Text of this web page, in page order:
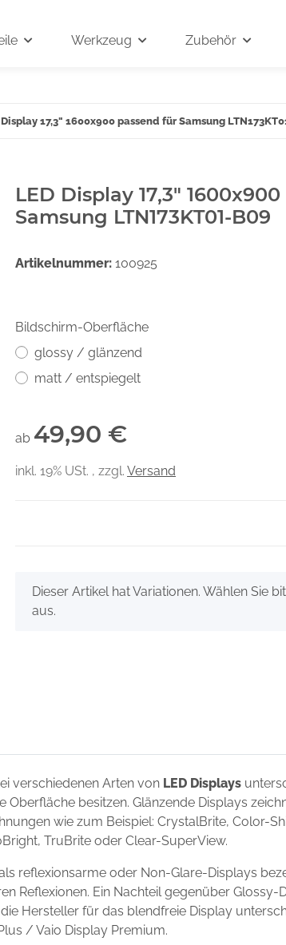
Werkzeug Zubehör
Display 17,3" 1600x900 passend für Samsung
LED Display 17,3"
Samsung LTN173KT01-B09
Artikelnummer: 100925
Bildschirm-Oberfläche
glossy / glänzend
matt / entspiegelt
ab 49,90 €
inkl. 19% USt. , zzgl. Versand
xDieser Artikel hat Variationen. Wählen Sie
aus.
verschiedenen Arten von LED Displays
besitzen. Glänzende Displays
wie zum Beispiel: CrystalBrite, Color-
TruBrite oder Clear-SuperView.
reflexionsarme oder Non-Glare-Displays
Reflexionen. Ein Nachteil gegenüber Glossy-
Hersteller für das blendfreie Display
/ Vaio Display Premium.